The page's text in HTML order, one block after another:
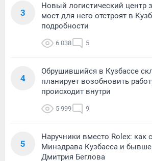
3
Новый логистический центр
мост для него отстроят в
подробности
6 038 5
4
Обрушившийся в Кузбассе
планирует возобновить
происходит внутри
5 999 9
5
Наручники вместо Rolex: как
Минздрава Кузбасса и
Дмитрия Беглова